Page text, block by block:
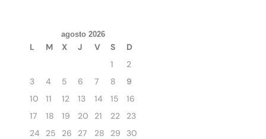
agosto 2026
L M X J V S
D
1
2
3
4 5 6 7 8
9
10
11 12 13 14 15
16
17
18 19 20 21 22
23
24
25 26 27 28 29
30